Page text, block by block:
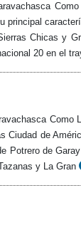
principal
Chicas y
20 en el
Como
Ciudad de
Potrero de
y La Gran